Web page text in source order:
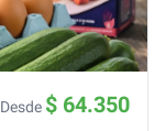
Desde $ 64.350